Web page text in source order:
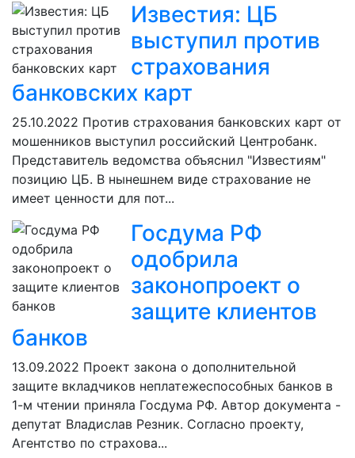
Известия: ЦБ
выступил против
страхования
банковских карт
25.10.2022 Против страхования банковских карт от
мошенников выступил российский Центробанк.
Представитель ведомства объяснил "Известиям"
позицию ЦБ. В нынешнем виде страхование не
имеет ценности для пот...
Госдума РФ
одобрила
законопроект о
защите клиентов
банков
13.09.2022 Проект закона о дополнительной
защите вкладчиков неплатежеспособных банков в
1-м чтении приняла Госдума РФ. Автор документа -
депутат Владислав Резник. Согласно проекту,
Агентство по страхова...